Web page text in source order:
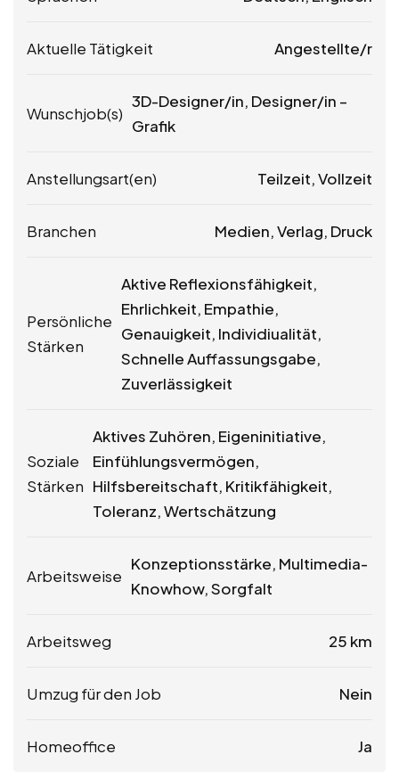
Aktuelle Tätigkeit Angestellte/r
Wunschjob(s)
3D-Designer/in, Designer/in –
Grafik
Anstellungsart(en) Teilzeit, Vollzeit
Branchen Medien, Verlag, Druck
Persönliche
Stärken
Aktive Reflexionsfähigkeit,
Ehrlichkeit, Empathie,
Genauigkeit, Individiualität,
Schnelle Auffassungsgabe,
Zuverlässigkeit
Soziale
Stärken
Aktives Zuhören, Eigeninitiative,
Einfühlungsvermögen,
Hilfsbereitschaft, Kritikfähigkeit,
Toleranz, Wertschätzung
Arbeitsweise
Konzeptionsstärke, Multimedia-
Knowhow, Sorgfalt
Arbeitsweg 25 km
Umzug für den Job Nein
Homeoffice Ja